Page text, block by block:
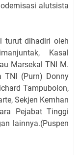
alutsista
turut dihadiri oleh
Kasal
Marsekal TNI M.
TNI (Purn) Donny
Tampubolon,
Sekjen Kemhan
Pejabat Tinggi
lainnya.(Puspen